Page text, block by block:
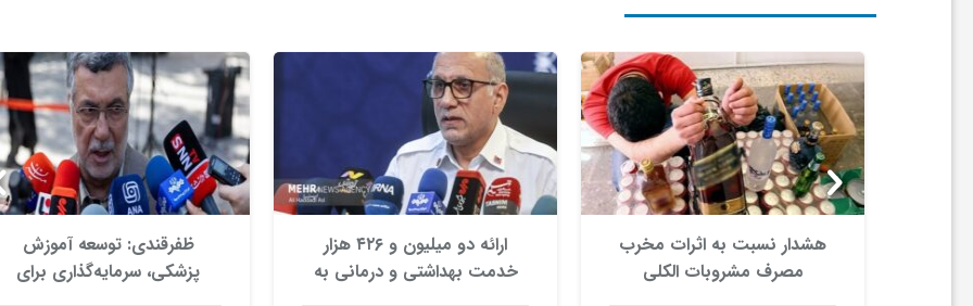
هشدار نسبت به اثرات مخرب
مصرف مشروبات الکلی
ارائه دو میلیون و ۴۲۶ هزار
خدمت بهداشتی و درمانی به
زائران
ظفرقندی: توسعه آموزش
پزشکی، سرمایه‌گذاری برای
سلامت آینده کشور است